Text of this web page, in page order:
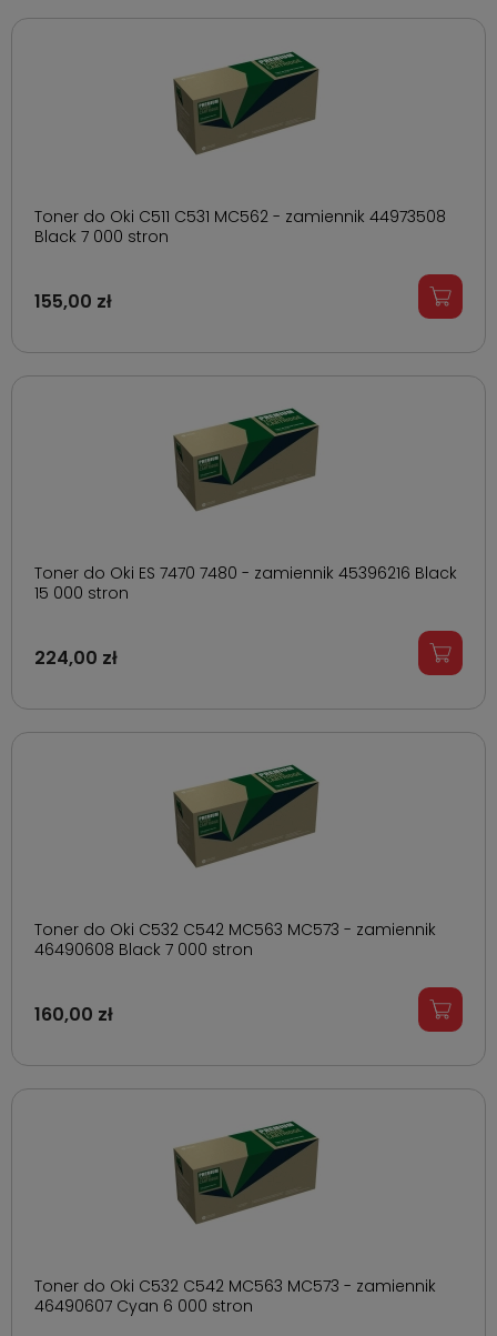
Toner do Oki C511 C531 MC562 - zamiennik 44973508
Black 7 000 stron
155,00 zł
Toner do Oki ES 7470 7480 - zamiennik 45396216 Black
15 000 stron
224,00 zł
Toner do Oki C532 C542 MC563 MC573 - zamiennik
46490608 Black 7 000 stron
160,00 zł
Toner do Oki C532 C542 MC563 MC573 - zamiennik
46490607 Cyan 6 000 stron